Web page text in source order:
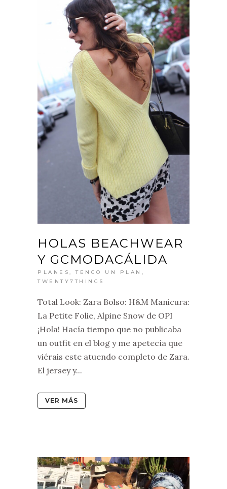
HOLAS BEACHWEAR
Y GCMODACÁLIDA
PLANES ,TENGO UN PLAN ,
TWENTY7THINGS
Total Look: Zara Bolso: H&M Manicura:
La Petite Folie, Alpine Snow de OPI
¡Hola! Hacía tiempo que no publicaba
un outfit en el blog y me apetecía que
viérais este atuendo completo de Zara.
El jersey y...
VER MÁS